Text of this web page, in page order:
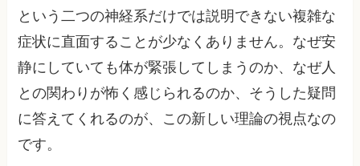
という二つの神経系だけでは説明できない複雑な
症状に直面することが少なくありません。なぜ安
静にしていても体が緊張してしまうのか、なぜ人
との関わりが怖く感じられるのか、そうした疑問
に答えてくれるのが、この新しい理論の視点なの
です。